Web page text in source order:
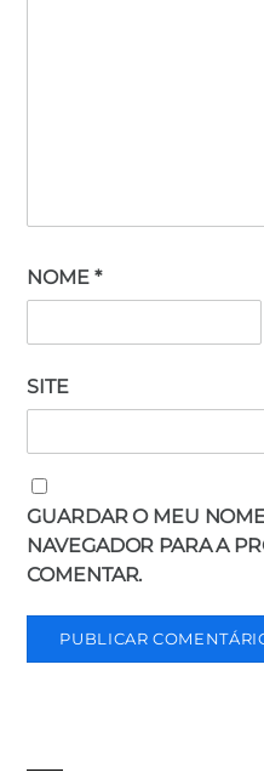
NOME *
SITE
GUARDAR O MEU
NAVEGADOR PARA A
COMENTAR.